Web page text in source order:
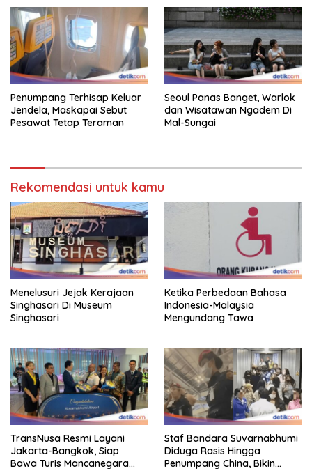
Penumpang Terhisap Keluar
Jendela, Maskapai Sebut
Pesawat Tetap Teraman
Seoul Panas Banget, Warlok
dan Wisatawan Ngadem Di
Mal-Sungai
Rekomendasi untuk kamu
Menelusuri Jejak Kerajaan
Singhasari Di Museum
Singhasari
Ketika Perbedaan Bahasa
Indonesia-Malaysia
Mengundang Tawa
TransNusa Resmi Layani
Jakarta-Bangkok, Siap
Bawa Turis Mancanegara
Staf Bandara Suvarnabhumi
Diduga Rasis Hingga
Penumpang China, Bikin